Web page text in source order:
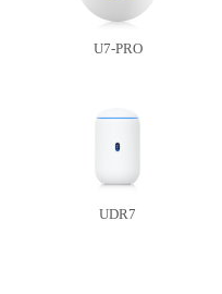
U7-PRO
UDR7